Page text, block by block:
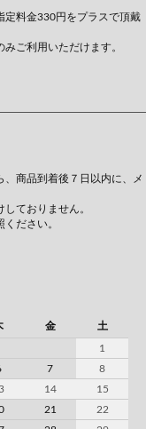
料金330円をプラスで頂戴
ご利用いただけます。
商品到着後７日以内に、メ
ておりません。
ください。
金 土
1
7
8
14
15
21
22